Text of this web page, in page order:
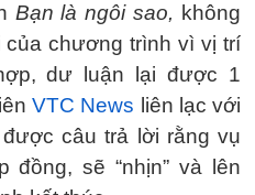
Bạn là ngôi sao, không
của chương trình vì vị trí
dư luận lại được 1
VTC News liên lạc với
câu trả lời rằng vụ
đồng, sẽ “nhịn” và lên